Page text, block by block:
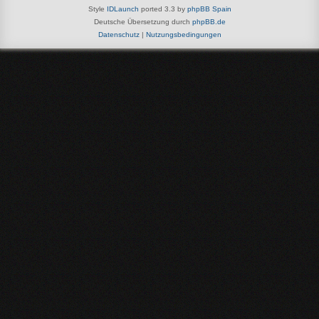
Style IDLaunch ported 3.3 by phpBB Spain
Deutsche Übersetzung durch phpBB.de
Datenschutz| Nutzungsbedingungen